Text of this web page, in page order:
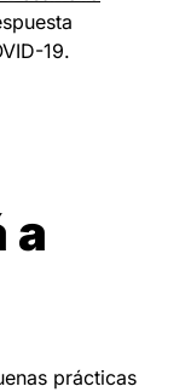
19.
a
prácticas